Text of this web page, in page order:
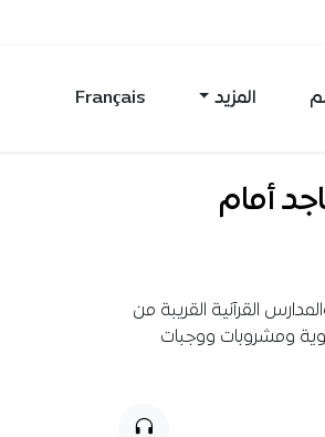
المزيد Français
أمام
القرآنية القريبة من
ومشروبات ووجبات